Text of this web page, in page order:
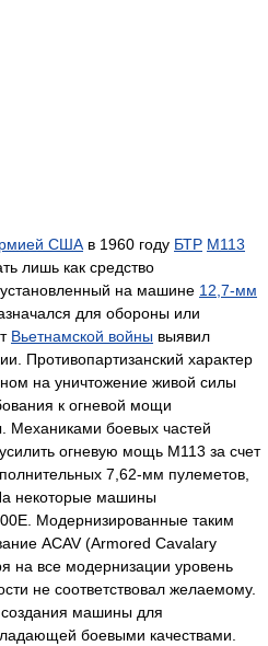
США в 1960 году БТР M113
лишь как средство
на машине 12,7-мм
для обороны или
Вьетнамской войны выявил
Противопартизанский характер
на уничтожение живой силы
к огневой мощи
Механиками боевых частей
огневую мощь M113 за счет
7,62-мм пулеметов,
некоторые машины
Модернизированные таким
ACAV (Armored Cavalary
на все модернизации уровень
не соответствовал желаемому.
машины для
боевыми качествами.